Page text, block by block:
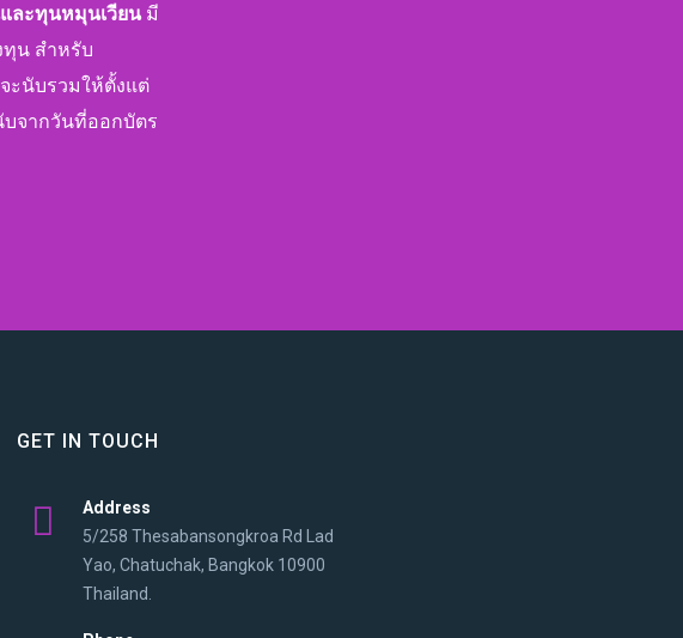
ละทุนหมุนเวียน มี
ทุน สำหรับ
ะนับรวมให้ตั้งแต่
บจากวันที่ออกบัตร
GET IN TOUCH
Address
5/258 Thesabansongkroa Rd Lad
Yao, Chatuchak, Bangkok 10900
Thailand.